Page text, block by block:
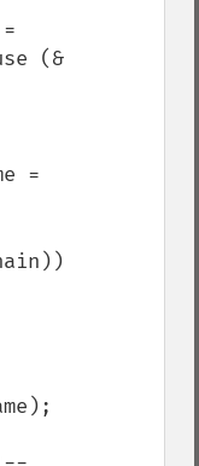
(&